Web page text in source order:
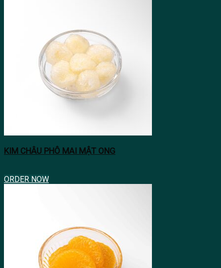
KIM CHÂU PHÔ MAI MẬT ONG
ORDER NOW